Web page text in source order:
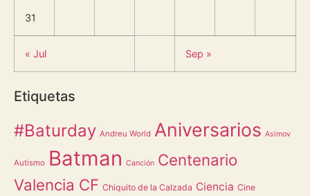
31
« Jul Sep »
Etiquetas
#Baturday Andreu World Aniversarios Asimov
Autismo Batman Canción Centenario
Valencia CF Chiquito de la Calzada Ciencia Cine